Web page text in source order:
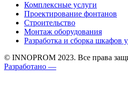
Комплексные услуги
Проектирование фонтанов
Строительство
Монтаж оборудования
Разработка и сборка шкафов
© INNOPROM 2023. Все права
Разработано —